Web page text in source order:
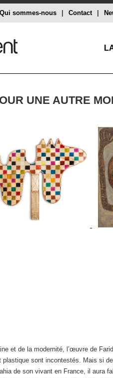
Contact
Qui sommes-nous
UNE AUTRE
et de la modernité, l’œuvre de
plastique sont incontestés. Mais si
de son vivant en France, il aura